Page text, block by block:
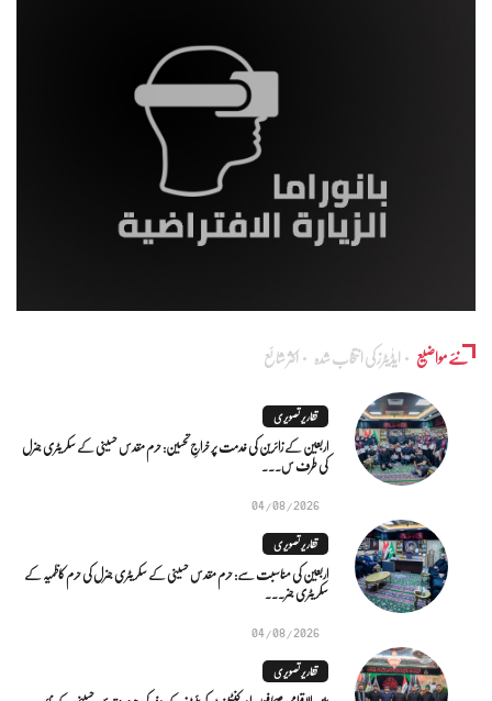
نئے مواضیع ایڈٰیٹرز کی انتخاب شدہ اکثر شائع
تقاریر تصویری
اربعین کے زائرین کی خدمت پر خراجِ تحسین: حرم مقدس حسینی کے سکریٹری جنرل
کی طرف س...
04/08/2026
تقاریر تصویری
اربعین کی مناسبت سے: حرم مقدس حسینی کے سکریٹری جنرل کی حرم کاظمیہ کے
سکریٹری جنر...
04/08/2026
تقاریر تصویری